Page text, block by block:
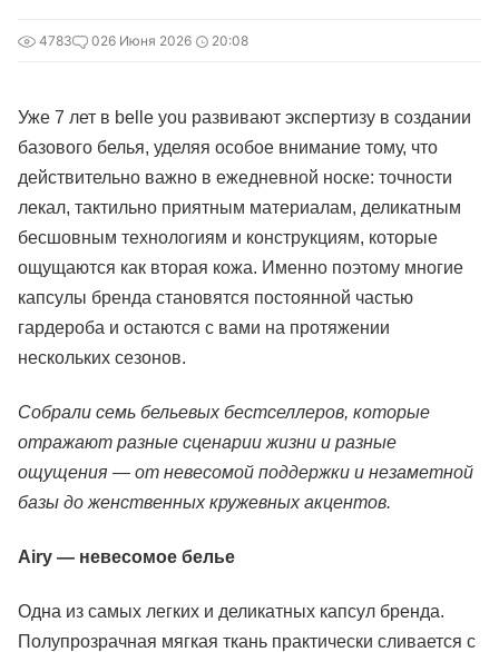
4783 026 Июня 2026 20:08
Уже 7 лет в belle you развивают экспертизу в создании
базового белья, уделяя особое внимание тому, что
действительно важно в ежедневной носке: точности
лекал, тактильно приятным материалам, деликатным
бесшовным технологиям и конструкциям, которые
ощущаются как вторая кожа. Именно поэтому многие
капсулы бренда становятся постоянной частью
гардероба и остаются с вами на протяжении
нескольких сезонов.
Собрали семь бельевых бестселлеров, которые
отражают разные сценарии жизни и разные
ощущения — от невесомой поддержки и незаметной
базы до женственных кружевных акцентов.
Airy — невесомое белье
Одна из самых легких и деликатных капсул бренда.
Полупрозрачная мягкая ткань практически сливается с